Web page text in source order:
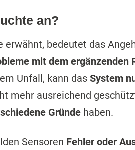
an?
erwähnt, bedeutet das
mit dem ergänzenden
Unfall, kann dasSystem
mehr ausreichend
Gründe haben.
Sensoren Fehler oder